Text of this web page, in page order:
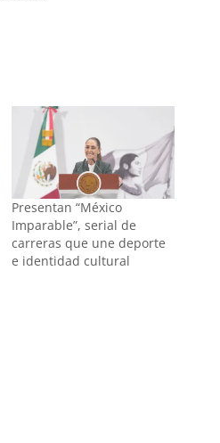
Presentan “México
Imparable”, serial de
carreras que une deporte
e identidad cultural